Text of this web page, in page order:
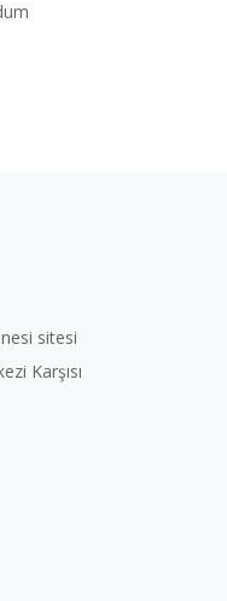
sitesi
Karşısı